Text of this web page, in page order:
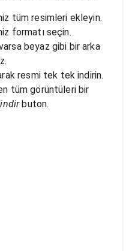
tüm resimleri ekleyin.
formatı seçin.
beyaz gibi bir arka
resmi tek tek indirin.
tüm görüntüleri bir
buton.